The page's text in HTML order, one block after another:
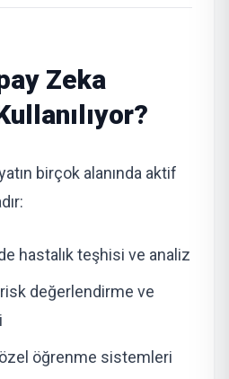
Zeka
birçok alanında aktif
hastalık teşhisi ve analiz
risk değerlendirme ve
öğrenme sistemleri